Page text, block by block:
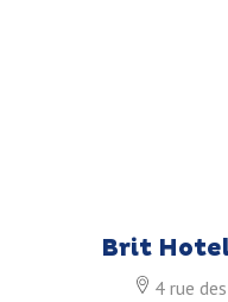
Brit
4 rue